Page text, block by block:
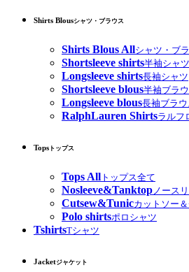
Shirts Blousシャツ・ブラウス
Shirts Blous Allシャツ・ブ
Shortsleeve shirts半袖シャツ
Longsleeve shirts長袖シャツ
Shortsleeve blous半袖ブラ
Longsleeve blous長袖ブラウ
RalphLauren Shirtsラルフ
Tops トップス
Tops All トップス全て
Nosleeve&Tanktop ノース
Cutsew&Tunicカットソー
Polo shirtsポロシャツ
TshirtsTシャツ
Jacketジャケット